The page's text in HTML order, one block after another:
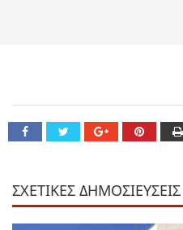
ΣΧΕΤΙΚΕΣ ΔΗΜΟΣΙΕΥΣΕΙΣ